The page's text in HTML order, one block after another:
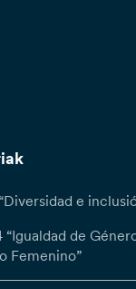
e
de
Femenino”